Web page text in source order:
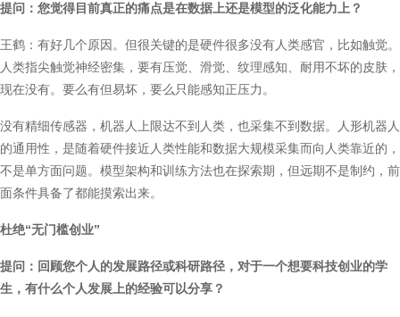
提问：您觉得目前真正的痛点是在数据上还是模型的泛化能力上？
王鹤：有好几个原因。但很关键的是硬件很多没有人类感官，比如触觉。
人类指尖触觉神经密集，要有压觉、滑觉、纹理感知、耐用不坏的皮肤，
现在没有。要么有但易坏，要么只能感知正压力。
没有精细传感器，机器人上限达不到人类，也采集不到数据。人形机器人
的通用性，是随着硬件接近人类性能和数据大规模采集而向人类靠近的，
不是单方面问题。模型架构和训练方法也在探索期，但远期不是制约，前
面条件具备了都能摸索出来。
杜绝“无门槛创业”
提问：回顾您个人的发展路径或科研路径，对于一个想要科技创业的学
生，有什么个人发展上的经验可以分享？